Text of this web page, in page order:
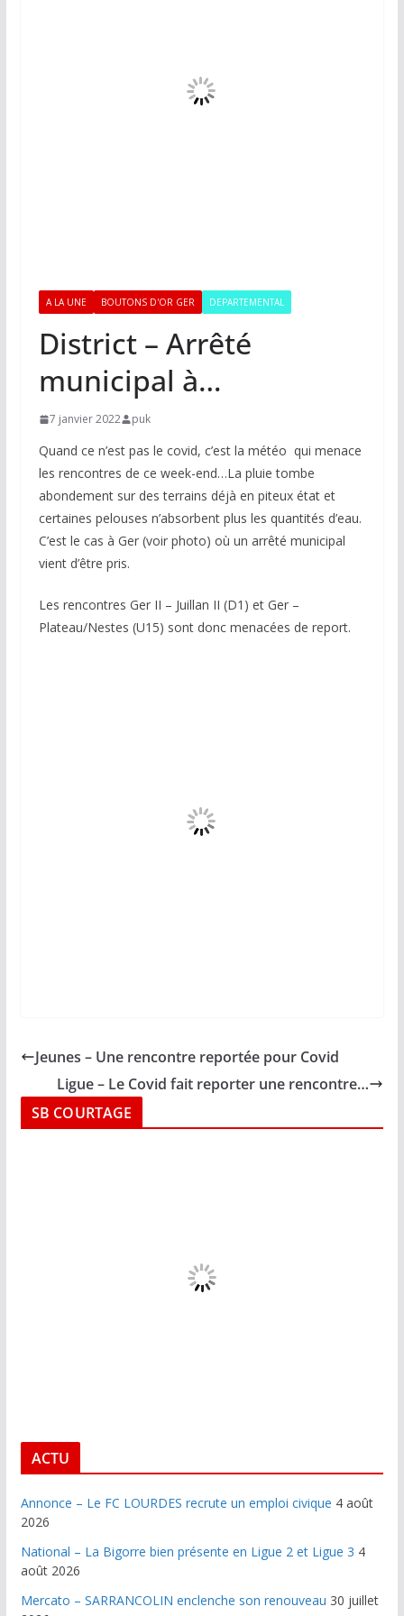
A LA UNE BOUTONS D'OR GER DEPARTEMENTAL
District – Arrêté
municipal à…
7 janvier 2022 puk
Quand ce n’est pas le covid, c’est la météo qui menace
les rencontres de ce week-end…La pluie tombe
abondement sur des terrains déjà en piteux état et
certaines pelouses n’absorbent plus les quantités d’eau.
C’est le cas à Ger (voir photo) où un arrêté municipal
vient d’être pris.
Les rencontres Ger II – Juillan II (D1) et Ger –
Plateau/Nestes (U15) sont donc menacées de report.
Jeunes – Une rencontre reportée pour Covid
Ligue – Le Covid fait reporter une rencontre…
SB COURTAGE
ACTU
Annonce – Le FC LOURDES recrute un emploi civique 4 août
2026
National – La Bigorre bien présente en Ligue 2 et Ligue 3 4
août 2026
Mercato – SARRANCOLIN enclenche son renouveau 30 juillet